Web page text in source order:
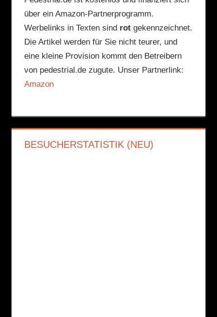
über ein Amazon-Partnerprogramm.
Werbelinks in Texten sind rotgekennzeichnet.
Die Artikel werden für Sie nicht teurer, und
eine kleine Provision kommt den Betreibern
von pedestrial.de zugute. Unser Partnerlink:
Amazon
BESUCHERSTATISTIK (NEU)